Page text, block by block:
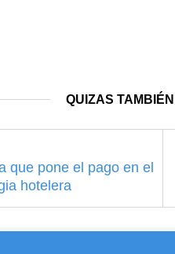
QUIZAS
que pone el pago en el
hotelera